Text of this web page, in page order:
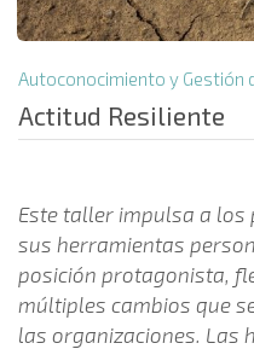
Autoconocimiento y Gestión
Actitud Resiliente
Este taller impulsa a
sus herramientas
posición protagonista,
múltiples cambios que
las organizaciones. Las